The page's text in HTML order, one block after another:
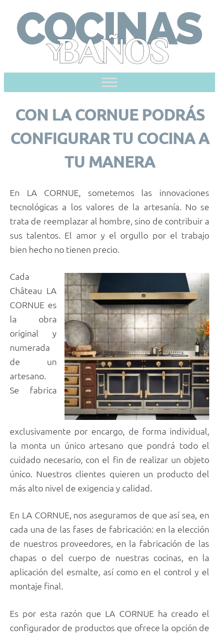
content
CON LA CORNUE PODRÁS
CONFIGURAR TU COCINA A
TU MANERA
En LA CORNUE, sometemos las innovaciones
tecnológicas a los valores de la artesanía. No se
trata de reemplazar al hombre, sino de contribuir a
sus talentos. El amor y el orgullo por el trabajo
bien hecho no tienen precio.
Cada
Château LA
CORNUE es
la obra
original y
numerada
de un
artesano.
Se fabrica
exclusivamente por encargo, de forma individual,
la monta un único artesano que pondrá todo el
cuidado necesario, con el fin de realizar un objeto
único. Nuestros clientes quieren un producto del
más alto nivel de exigencia y calidad.
En LA CORNUE, nos aseguramos de que así sea, en
cada una de las fases de fabricación: en la elección
de nuestros proveedores, en la fabricación de las
chapas o del cuerpo de nuestras cocinas, en la
aplicación del esmalte, así como en el control y el
montaje final.
Es por esta razón que LA CORNUE ha creado el
configurador de productos que ofrece la opción de